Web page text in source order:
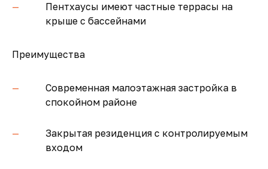
Пентхаусы имеют частные террасы на
крыше с бассейнами
Преимущества
Современная малоэтажная застройка в
спокойном районе
Закрытая резиденция с контролируемым
входом